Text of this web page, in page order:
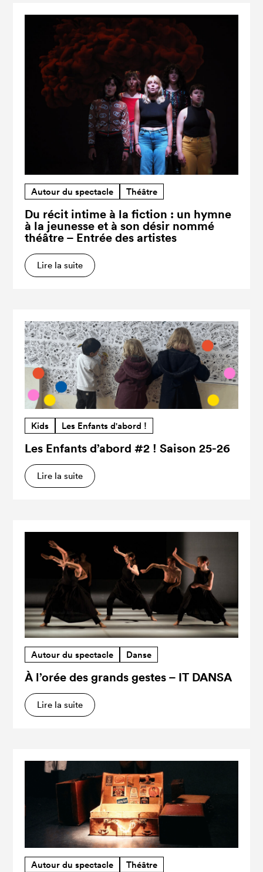
Autour du spectacle Théâtre
Du récit intime à la fiction : un hymne
à la jeunesse et à son désir nommé
théâtre – Entrée des artistes
Lire la suite
Kids Les Enfants d'abord !
Les Enfants d’abord #2 ! Saison 25-26
Lire la suite
Autour du spectacle Danse
À l’orée des grands gestes – IT DANSA
Lire la suite
Autour du spectacle Théâtre